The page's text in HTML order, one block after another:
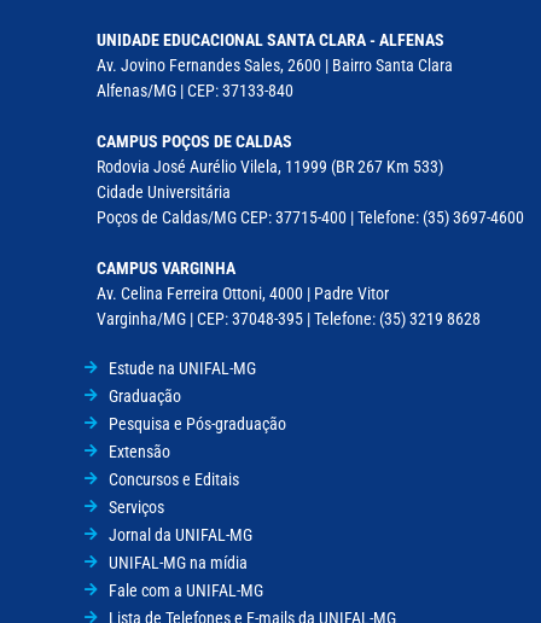
UNIDADE EDUCACIONAL SANTA CLARA - ALFENAS
Av. Jovino Fernandes Sales, 2600 | Bairro Santa Clara
Alfenas/MG | CEP: 37133-840
CAMPUS POÇOS DE CALDAS
Rodovia José Aurélio Vilela, 11999 (BR 267 Km 533)
Cidade Universitária
Poços de Caldas/MG CEP: 37715-400 | Telefone: (35) 3697-4600
CAMPUS VARGINHA
Av. Celina Ferreira Ottoni, 4000 | Padre Vitor
Varginha/MG | CEP: 37048-395 | Telefone: (35) 3219 8628
Estude na UNIFAL-MG
Graduação
Pesquisa e Pós-graduação
Extensão
Concursos e Editais
Serviços
Jornal da UNIFAL-MG
UNIFAL-MG na mídia
Fale com a UNIFAL-MG
Lista de Telefones e E-mails da UNIFAL-MG